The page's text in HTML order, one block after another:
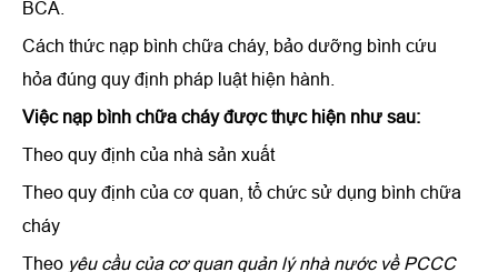
BCA.
Cách thức nạp bình chữa cháy, bảo dưỡng bình cứu
hỏa đúng quy định pháp luật hiện hành.
Việc nạp bình chữa cháy được thực hiện như sau:
Theo quy định của nhà sản xuất
Theo quy định của cơ quan, tổ chức sử dụng bình chữa
cháy
Theo yêu cầu của cơ quan quản lý nhà nước về PCCC